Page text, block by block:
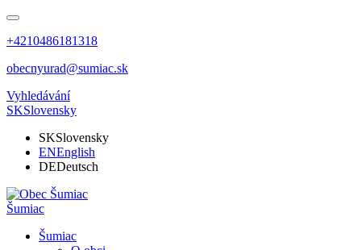
+4210486181318
obecnyurad@sumiac.sk
Vyhledávání
SKSlovensky
SKSlovensky
ENEnglish
DEDeutsch
Šumiac
Šumiac